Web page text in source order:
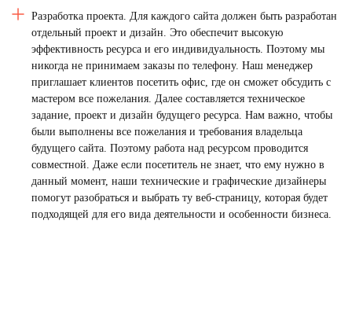
Разработка проекта. Для каждого сайта должен быть разработан
отдельный проект и дизайн. Это обеспечит высокую
эффективность ресурса и его индивидуальность. Поэтому мы
никогда не принимаем заказы по телефону. Наш менеджер
приглашает клиентов посетить офис, где он сможет обсудить с
мастером все пожелания. Далее составляется техническое
задание, проект и дизайн будущего ресурса. Нам важно, чтобы
были выполнены все пожелания и требования владельца
будущего сайта. Поэтому работа над ресурсом проводится
совместной. Даже если посетитель не знает, что ему нужно в
данный момент, наши технические и графические дизайнеры
помогут разобраться и выбрать ту веб-страницу, которая будет
подходящей для его вида деятельности и особенности бизнеса.